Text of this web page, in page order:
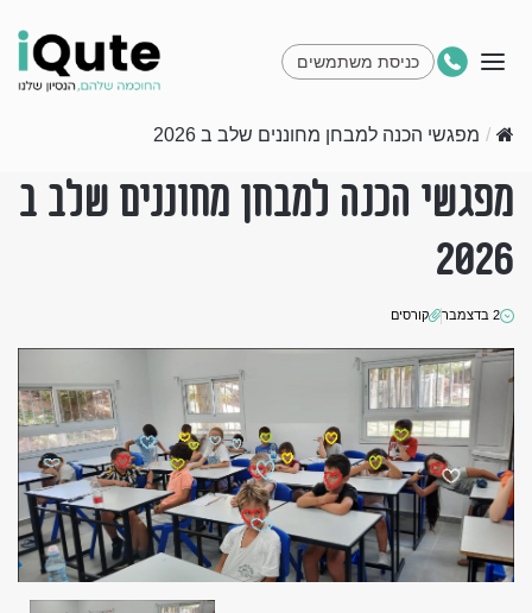
כניסת משתמשים
/ מפגשי הכנה למבחן מחוננים שלב ב 2026
מפגשי הכנה למבחן מחוננים שלב ב
2026
קורסים 2 בדצמבר